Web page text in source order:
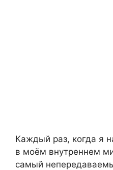
Каждый раз, когда я
в моём внутреннем
самый